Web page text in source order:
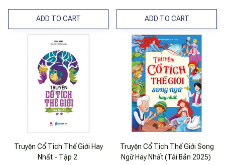
ADD TO CART ADD TO CART
Truyện Cổ Tích Thế Giới Hay
Nhất - Tập 2
Truyện Cổ Tích Thế Giới Song
Ngữ Hay Nhất (Tái Bản 2025)